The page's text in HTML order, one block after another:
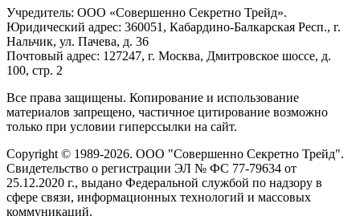
Учредитель: ООО «Совершенно Секретно Трейд».
Юридический адрес: 360051, Кабардино-Балкарская Респ., г.
Нальчик, ул. Пачева, д. 36
Почтовый адрес: 127247, г. Москва, Дмитровское шоссе, д.
100, стр. 2
Все права защищены. Копирование и использование
материалов запрещено, частичное цитирование возможно
только при условии гиперссылки на сайт.
Copyright © 1989-2026. ООО "Совершенно Секретно Трейд".
Свидетельство о регистрации ЭЛ № ФС 77-79634 от
25.12.2020 г., выдано Федеральной службой по надзору в
сфере связи, информационных технологий и массовых
коммуникаций.